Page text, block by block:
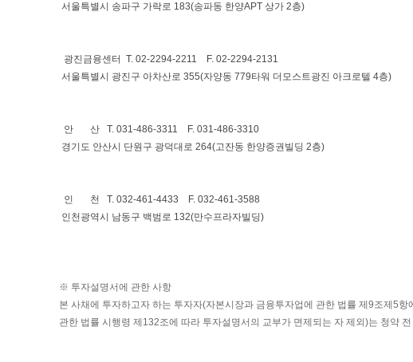
서울특별시 송파구 가락로 183(송파동 한양APT 상가 2층)
광진금융센터 T. 02-2294-2211 F. 02-2294-2131
서울특별시 광진구 아차산로 355(자양동 779타워 더모스트광진 아크로텔 4층)
안 산 T. 031-486-3311 F. 031-486-3310
경기도 안산시 단원구 광덕대로 264(고잔동 한양증권빌딩 2층)
인 천 T. 032-461-4433 F. 032-461-3588
인천광역시 남동구 백범로 132(만수프라자빌딩)
※ 투자설명서에 관한 사항
본 사채에 투자하고자 하는 투자자(자본시장과 금융투자업에 관한 법률 제9조제5
관한 법률 시행령 제132조에 따라 투자설명서의 교부가 면제되는 자 제외)는 청약